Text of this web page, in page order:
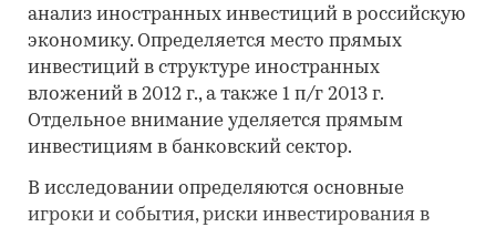
анализ иностранных инвестиций в российскую
экономику. Определяется место прямых
инвестиций в структуре иностранных
вложений в 2012 г., а также 1 п/г 2013 г.
Отдельное внимание уделяется прямым
инвестициям в банковский сектор.
В исследовании определяются основные
игроки и события, риски инвестирования в